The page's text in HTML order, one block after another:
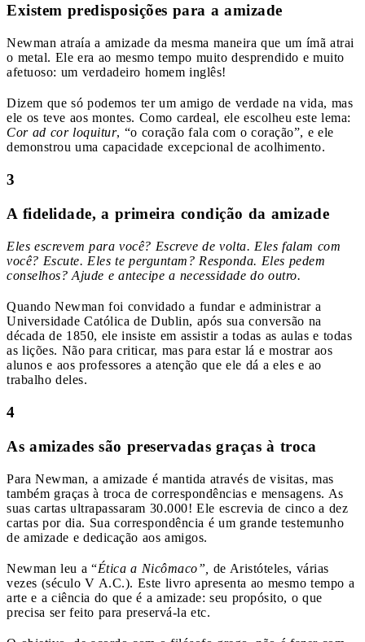
Existem predisposições para a amizade
Newman atraía a amizade da mesma maneira que um ímã atrai
o metal. Ele era ao mesmo tempo muito desprendido e muito
afetuoso: um verdadeiro homem inglês!
Dizem que só podemos ter um amigo de verdade na vida, mas
ele os teve aos montes. Como cardeal, ele escolheu este lema:
Cor ad cor loquitur, “o coração fala com o coração”, e ele
demonstrou uma capacidade excepcional de acolhimento.
3
A fidelidade, a primeira condição da amizade
Eles escrevem para você? Escreve de volta. Eles falam com
você? Escute. Eles te perguntam? Responda. Eles pedem
conselhos? Ajude e antecipe a necessidade do outro.
Quando Newman foi convidado a fundar e administrar a
Universidade Católica de Dublin, após sua conversão na
década de 1850, ele insiste em assistir a todas as aulas e todas
as lições. Não para criticar, mas para estar lá e mostrar aos
alunos e aos professores a atenção que ele dá a eles e ao
trabalho deles.
4
As amizades são preservadas graças à troca
Para Newman, a amizade é mantida através de visitas, mas
também graças à troca de correspondências e mensagens. As
suas cartas ultrapassaram 30.000! Ele escrevia de cinco a dez
cartas por dia. Sua correspondência é um grande testemunho
de amizade e dedicação aos amigos.
Newman leu a “Ética a Nicômaco”, de Aristóteles, várias
vezes (século V A.C.). Este livro apresenta ao mesmo tempo a
arte e a ciência do que é a amizade: seu propósito, o que
precisa ser feito para preservá-la etc.